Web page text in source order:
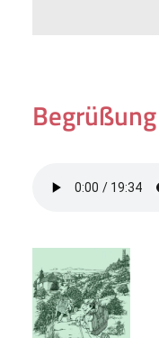
Begrüßung